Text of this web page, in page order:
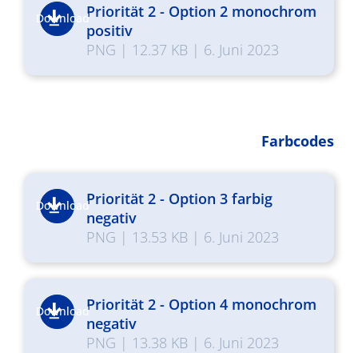
DownloadPriorität 2 - Option 2 monochrom
positiv
PNG | 12.37 KB | 6. Juni 2023
Farbcodes
DownloadPriorität 2 - Option 3 farbig
negativ
PNG | 13.53 KB | 6. Juni 2023
DownloadPriorität 2 - Option 4 monochrom
negativ
PNG | 13.38 KB | 6. Juni 2023